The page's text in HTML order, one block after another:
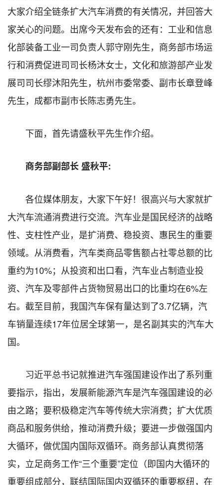
大家介绍全链条扩大汽车消费的有关情况，并回答大
家关心的问题。出席今天发布会的还有：工业和信息
化部装备工业一司负责人郭守刚先生，商务部市场运
行和消费促进司司长杨沐女士，文化和旅游部产业发
展司司长缪沐阳先生，杭州市委常委、副市长章登峰
先生，成都市副市长陈志勇先生。
下面，首先请盛秋平先生作介绍。
商务部副部长 盛秋平:
各位媒体朋友，大家下午好！很高兴与大家就扩
大汽车流通消费进行交流。汽车业是国民经济的战略
性、支柱性产业，是扩消费、稳投资、惠民生的重要
领域。从消费看，汽车类商品零售额占社零总额的比
重约为10%；从投资和出口看，汽车业占制造业投
资、汽车及零部件占货物贸易出口的比重均在6%左
右。截至目前，我国汽车保有量达到了3.7亿辆，汽
车销量连续17年位居全球第一，是名副其实的汽车大
国。
习近平总书记就推进汽车强国建设作出了系列重
要指示，指出，发展新能源汽车是汽车强国建设的必
由之路；要积极稳定汽车等传统大宗消费；扩大优质
商品和服务供给，推动消费升级；要进一步做强国内
大循环，做优国内国际双循环。商务部认真贯彻落
实，立足商务工作“三个重要”定位（即国内大循环的
重要组成部分，联结国际国内双循环的重要枢纽，在